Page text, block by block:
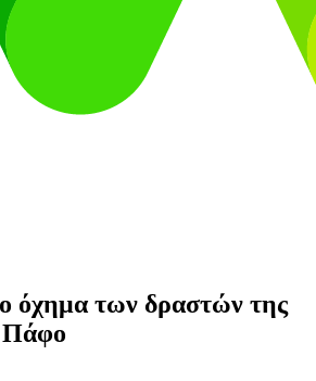
όχημα των δραστών της
Πάφο